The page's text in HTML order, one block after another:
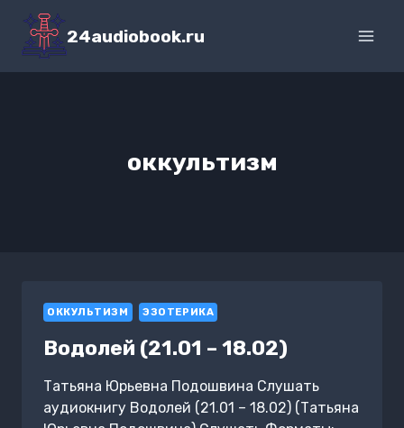
Перейти
содержимому
24audiobook.ru
оккультизм
ОККУЛЬТИЗМ ЭЗОТЕРИКА
Водолей (21.01 – 18.02)
Татьяна Юрьевна Подошвина Слушать
аудиокнигу Водолей (21.01 – 18.02) (Татьяна